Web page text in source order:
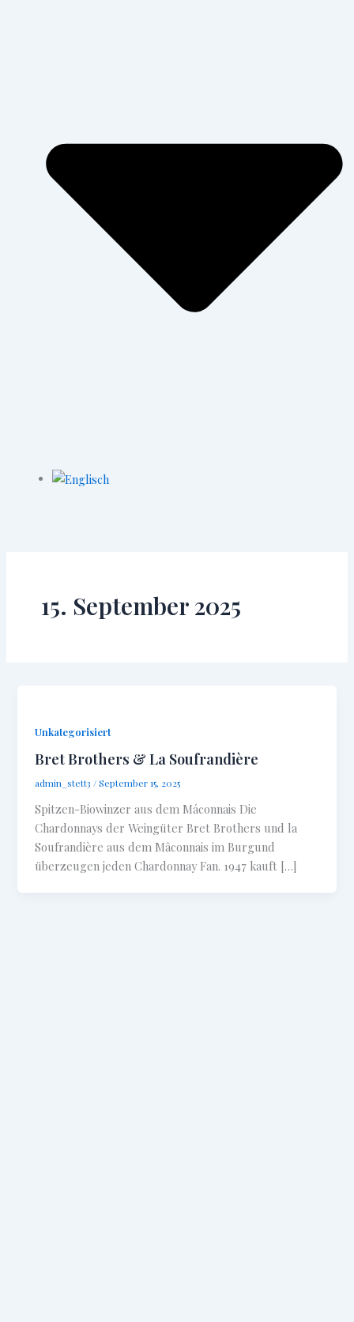
15. September 2025
Unkategorisiert
Bret Brothers & La Soufrandière
admin_stett3/September 15, 2025
Spitzen-Biowinzer aus dem Máconnais Die
Chardonnays der Weingüter Bret Brothers und la
Soufrandière aus dem Mâconnais im Burgund
überzeugen jeden Chardonnay Fan. 1947 kauft […]